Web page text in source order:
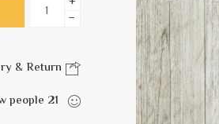
−
21
people
are viewing this right now